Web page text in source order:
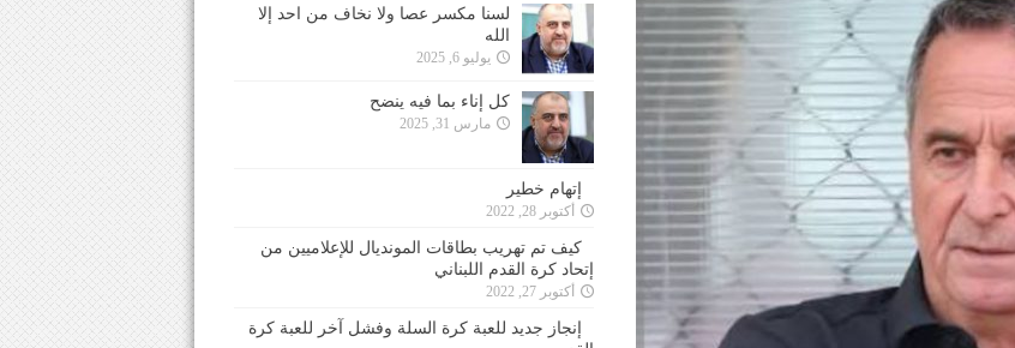
لسنا مكسر عصا ولا نخاف من احد إلا
الله
يوليو 6, 2025
كل إناء بما فيه ينضح
مارس 31, 2025
إتهام خطير
أكتوبر 28, 2022
كيف تم تهريب بطاقات المونديال للإعلاميين من
إتحاد كرة القدم اللبناني
أكتوبر 27, 2022
إنجاز جديد للعبة كرة السلة وفشل آخر للعبة كرة